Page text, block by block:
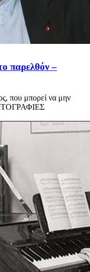
παρελθόν –
που μπορεί να μην